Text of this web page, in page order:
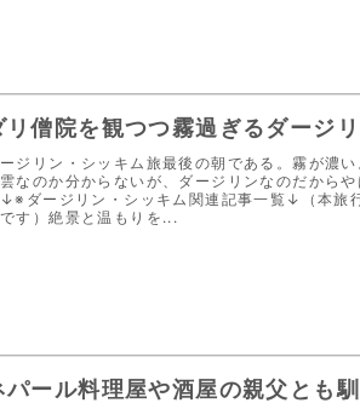
リ僧院を観つつ霧過ぎるダージ
ジリン・シッキム旅最後の朝である。霧が濃
なのか分からないが、ダージリンなのだから
ダージリン・シッキム関連記事一覧↓（本旅
す）絶景と温もりを...
パール料理屋や酒屋の親父とも